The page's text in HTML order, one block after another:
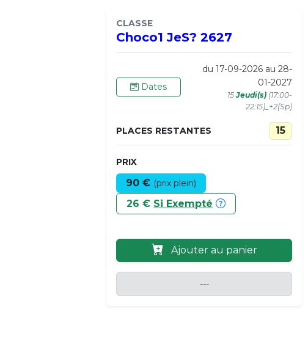
CLASSE
Choco1 JeS? 2627
Dates
du 17-09-2026 au 28-
01-2027
15Jeudi(s) (17:00-
22:15)_+2(Sp)
PLACES RESTANTES 15
PRIX
90 € (prix plein)
26 € Si Exempté
Ajouter au panier
---